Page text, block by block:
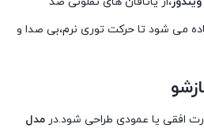
می شود تا حرکت توری نرم،بی صدا و
افقی یا عمودی طراحی شود.در مدل